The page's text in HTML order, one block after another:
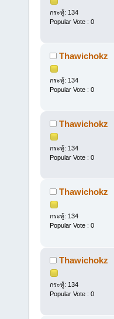
กระทู้: 134
Popular Vote : 0
Thawichokz
กระทู้: 134
Popular Vote : 0
Thawichokz
กระทู้: 134
Popular Vote : 0
Thawichokz
กระทู้: 134
Popular Vote : 0
Thawichokz
กระทู้: 134
Popular Vote : 0